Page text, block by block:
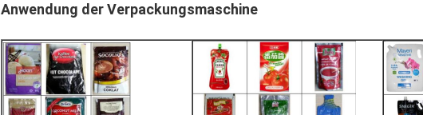
Anwendung der Verpackungsmaschine